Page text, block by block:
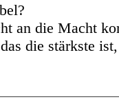
an die Macht
die stärkste